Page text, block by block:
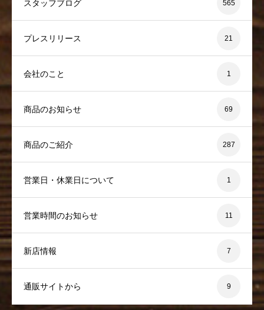
スタッフブログ 565
プレスリリース 21
会社のこと 1
商品のお知らせ 69
商品のご紹介 287
営業日・休業日について 1
営業時間のお知らせ 11
新店情報 7
通販サイトから 9